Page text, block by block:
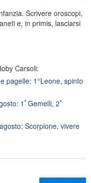
Scrivere oroscopi,
e, in primis, lasciarsi
Carsoli:
pagelle: 1°Leone, spinto
1ﾟGemelli, 2ﾟ
Scorpione, vivere